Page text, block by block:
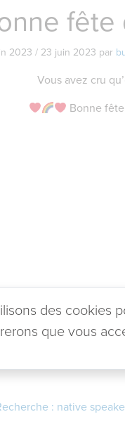
2023 / 23 juin 2023 par
Vous avez cru
Bonne
: native
des cookies
que vous